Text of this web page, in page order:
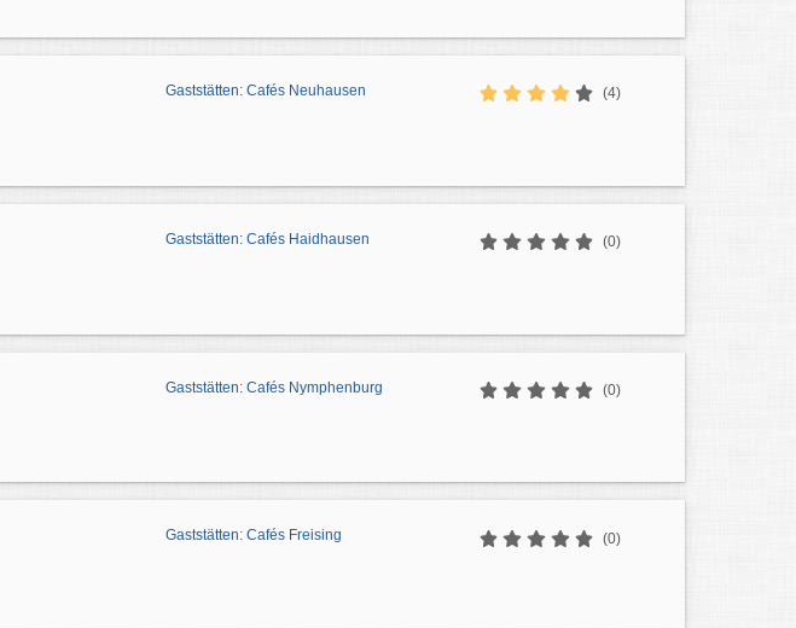
Gaststätten: Cafés Neuhausen (4)
Gaststätten: Cafés Haidhausen (0)
Gaststätten: Cafés Nymphenburg (0)
Gaststätten: Cafés Freising (0)